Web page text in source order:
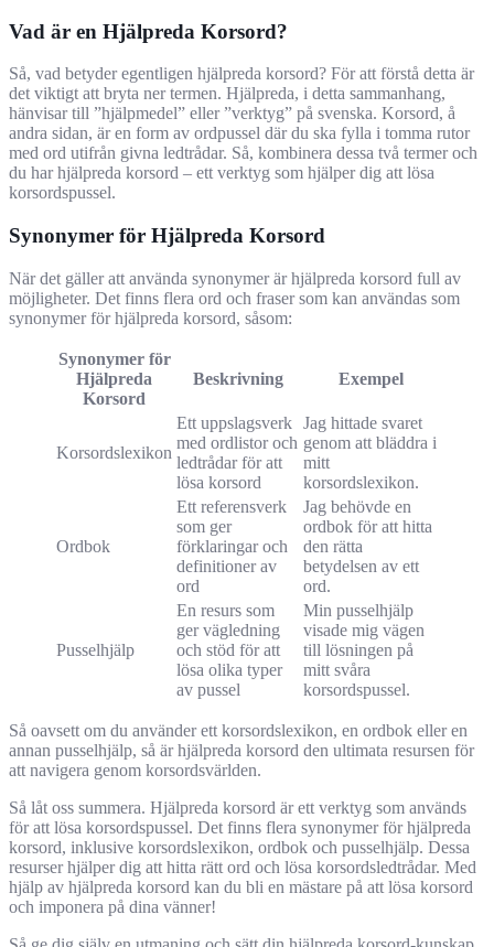
Vad är en Hjälpreda Korsord?
Så, vad betyder egentligen hjälpreda korsord? För att förstå detta är
det viktigt att bryta ner termen. Hjälpreda, i detta sammanhang,
hänvisar till ”hjälpmedel” eller ”verktyg” på svenska. Korsord, å
andra sidan, är en form av ordpussel där du ska fylla i tomma rutor
med ord utifrån givna ledtrådar. Så, kombinera dessa två termer och
du har hjälpreda korsord – ett verktyg som hjälper dig att lösa
korsordspussel.
Synonymer för Hjälpreda Korsord
När det gäller att använda synonymer är hjälpreda korsord full av
möjligheter. Det finns flera ord och fraser som kan användas som
synonymer för hjälpreda korsord, såsom:
Synonymer för
Hjälpreda
Korsord
Beskrivning Exempel
Korsordslexikon
Ett uppslagsverk
med ordlistor och
ledtrådar för att
lösa korsord
Jag hittade svaret
genom att bläddra i
mitt
korsordslexikon.
Ordbok
Ett referensverk
som ger
förklaringar och
definitioner av
ord
Jag behövde en
ordbok för att hitta
den rätta
betydelsen av ett
ord.
Pusselhjälp
En resurs som
ger vägledning
och stöd för att
lösa olika typer
av pussel
Min pusselhjälp
visade mig vägen
till lösningen på
mitt svåra
korsordspussel.
Så oavsett om du använder ett korsordslexikon, en ordbok eller en
annan pusselhjälp, så är hjälpreda korsord den ultimata resursen för
att navigera genom korsordsvärlden.
Så låt oss summera. Hjälpreda korsord är ett verktyg som används
för att lösa korsordspussel. Det finns flera synonymer för hjälpreda
korsord, inklusive korsordslexikon, ordbok och pusselhjälp. Dessa
resurser hjälper dig att hitta rätt ord och lösa korsordsledtrådar. Med
hjälp av hjälpreda korsord kan du bli en mästare på att lösa korsord
och imponera på dina vänner!